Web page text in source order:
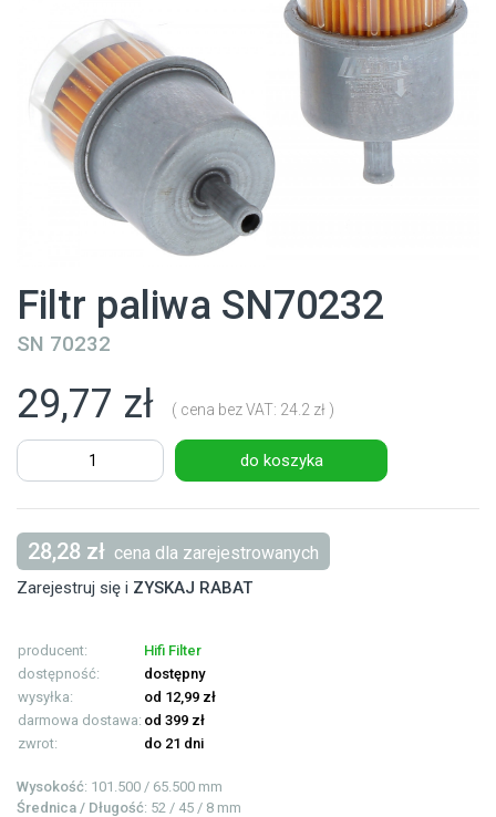
Filtr paliwa SN70232
SN 70232
29,77 zł ( cena bez VAT: 24.2 zł )
do koszyka
28,28 zł cena dla zarejestrowanych
Zarejestruj się i ZYSKAJ RABAT
producent:
Hifi Filter
dostępność:
dostępny
wysyłka:
od 12,99 zł
darmowa dostawa: od 399 zł
zwrot:
do 21 dni
Wysokość: 101.500 / 65.500 mm
Średnica / Długość: 52 / 45 / 8 mm